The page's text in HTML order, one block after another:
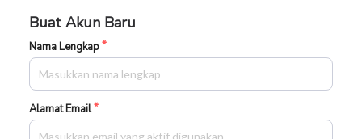
Buat Akun Baru
Nama Lengkap
Alamat Email